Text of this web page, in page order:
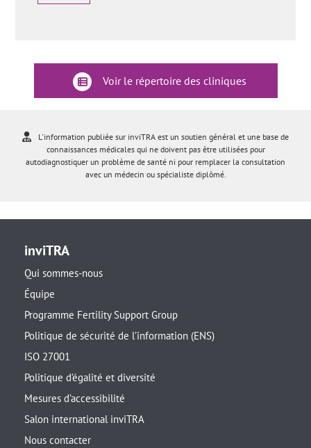
Voir le répertoire des cliniques
L'information publiée sur inviTRA est un soutien général et une base de
connaissances médicales qui ne doivent pas être utilisées pour
autodiagnostiquer un problème de santé ni pour remplacer la consultation
avec un médecin ou spécialiste diplômé.
inviTRA
Qui sommes-nous
Équipe
Programme Fertility Support Group
Politique de sécurité de l’information (ENS)
ISO 27001
Politique d’égalité et diversité
Mesures d’accessibilité
Salon international inviTRA
Nous contacter